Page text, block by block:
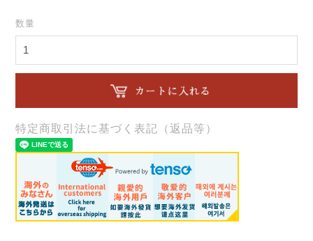
数量
特定商取引法に基づく表記（返品等）